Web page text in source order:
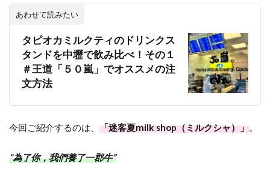
あわせて読みたい
タピオカミルクティのドリンクス
タンドを中壢で飲み比べ！その１
＃王道「５０嵐」でオススメの注
文方法
今回ご紹介するのは、 「迷客夏milk shop（ミルクシャ）」
“為了你，我們養了一郡牛”